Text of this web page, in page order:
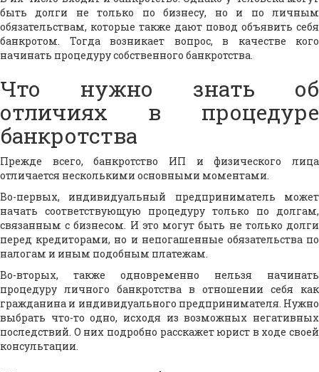
быть долги не только по бизнесу, но и по личным
обязательствам, которые также дают повод объявить себя
банкротом. Тогда возникает вопрос, в качестве кого
начинать процедуру собственного банкротства.
Что нужно знать об
отличиях в процедуре
банкротства
Прежде всего, банкротство ИП и физического лица
отличается несколькими основными моментами.
Во-первых, индивидуальный предприниматель может
начать соответствующую процедуру только по долгам,
связанным с бизнесом. И это могут быть не только долги
перед кредиторами, но и непогашенные обязательства по
налогам и иным подобным платежам.
Во-вторых, также одновременно нельзя начинать
процедуру личного банкротства в отношении себя как
гражданина и индивидуального предпринимателя. Нужно
выбрать что-то одно, исходя из возможных негативных
последствий. О них подробно расскажет юрист в ходе своей
консультации.